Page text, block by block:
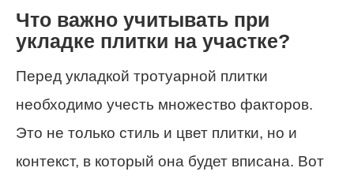
Что важно учитывать при
укладке плитки на участке?
Перед укладкой тротуарной плитки
необходимо учесть множество факторов.
Это не только стиль и цвет плитки, но и
контекст, в который она будет вписана. Вот